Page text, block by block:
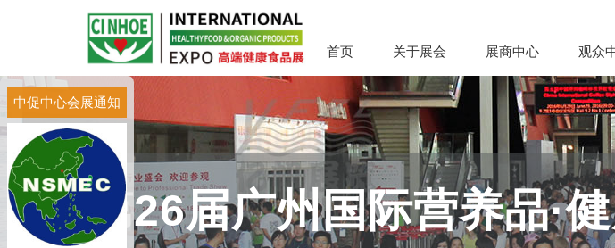
首页 关于展会 展商中心 观众
第26届广州国际营养品·
中促中心会展通知